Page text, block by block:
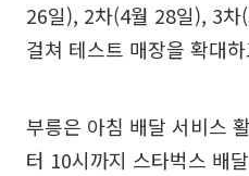
26일), 2차(4월 28일), 3
걸쳐 테스트 매장을 확대
부릉은 아침 배달 서비스
터 10시까지 스타벅스 배